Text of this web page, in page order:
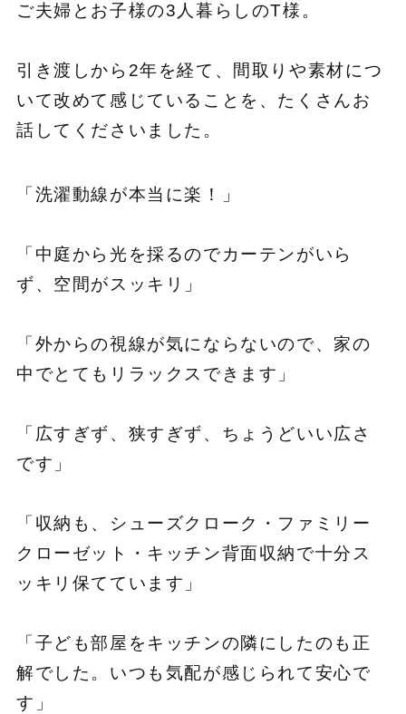
ご夫婦とお子様の3人暮らしのT様。
引き渡しから2年を経て、間取りや素材につ
いて改めて感じていることを、たくさんお
話してくださいました。
「洗濯動線が本当に楽！」
「中庭から光を採るのでカーテンがいら
ず、空間がスッキリ」
「外からの視線が気にならないので、家の
中でとてもリラックスできます」
「広すぎず、狭すぎず、ちょうどいい広さ
です」
「収納も、シューズクローク・ファミリー
クローゼット・キッチン背面収納で十分ス
ッキリ保てています」
「子ども部屋をキッチンの隣にしたのも正
解でした。いつも気配が感じられて安心で
す」